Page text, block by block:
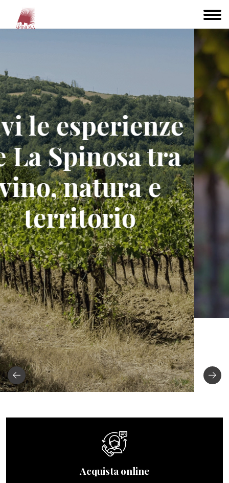
Azienda agricola biologica toscana
Azienda agricola biologica
in Toscana nel cuore del
Chianti
La Spinosa è un’azienda agricola biologica nel cuore del
Chianti Toscano, dove produciamo vino biologico e olio
extravergine nel rispetto della natura, della biodiversità
e della salute.
Scopri l'azienda
Acquista online